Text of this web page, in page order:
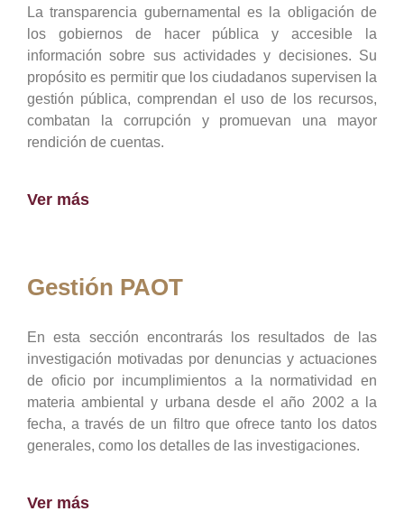
La transparencia gubernamental es la obligación de
los gobiernos de hacer pública y accesible la
información sobre sus actividades y decisiones. Su
propósito es permitir que los ciudadanos supervisen la
gestión pública, comprendan el uso de los recursos,
combatan la corrupción y promuevan una mayor
rendición de cuentas.
Ver más
Gestión PAOT
En esta sección encontrarás los resultados de las
investigación motivadas por denuncias y actuaciones
de oficio por incumplimientos a la normatividad en
materia ambiental y urbana desde el año 2002 a la
fecha, a través de un filtro que ofrece tanto los datos
generales, como los detalles de las investigaciones.
Ver más